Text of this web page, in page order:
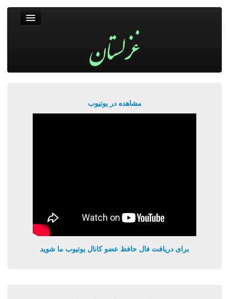
مشاهده در یوتیوب
برای دریافت فال حافظ عضو کانال یوتیوب ما شوید